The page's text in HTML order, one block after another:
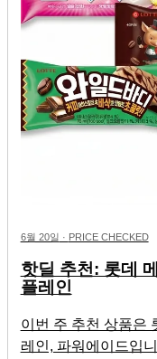
6월 20일 · PRICE CHECKED
핫딜 추천: 롯데
플레인
이번 주 추천 상품은
레인, 파워에이드입